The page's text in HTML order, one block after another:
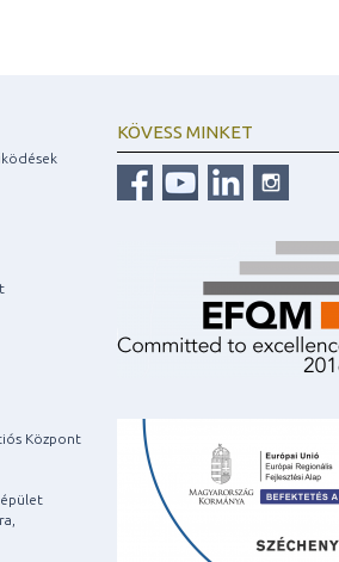
Központ
épület
KÖVESS MINKET